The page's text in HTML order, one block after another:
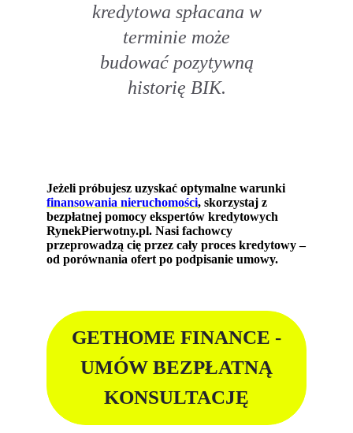
kredytowa spłacana w
terminie może
budować pozytywną
historię BIK.
Jeżeli próbujesz uzyskać optymalne warunki
finansowania nieruchomości, skorzystaj z
bezpłatnej pomocy ekspertów kredytowych
RynekPierwotny.pl. Nasi fachowcy
przeprowadzą cię przez cały proces kredytowy –
od porównania ofert po podpisanie umowy.
GETHOME FINANCE -
UMÓW BEZPŁATNĄ
KONSULTACJĘ